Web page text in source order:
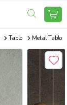
Tablo Metal Tablo